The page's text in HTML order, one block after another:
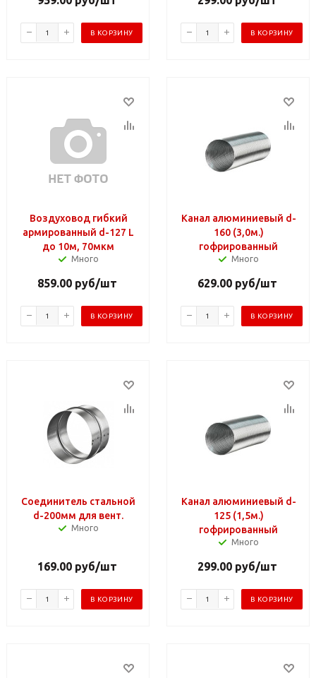
В КОРЗИНУ В КОРЗИНУ
Воздуховод гибкий
армированный d-127 L
до 10м, 70мкм
Много
859.00руб/шт
В КОРЗИНУ
Канал алюминиевый d-
160 (3,0м.)
гофрированный
Много
629.00руб/шт
В КОРЗИНУ
Соединитель стальной
d-200мм для вент.
Много
169.00руб/шт
В КОРЗИНУ
Канал алюминиевый d-
125 (1,5м.)
гофрированный
Много
299.00руб/шт
В КОРЗИНУ